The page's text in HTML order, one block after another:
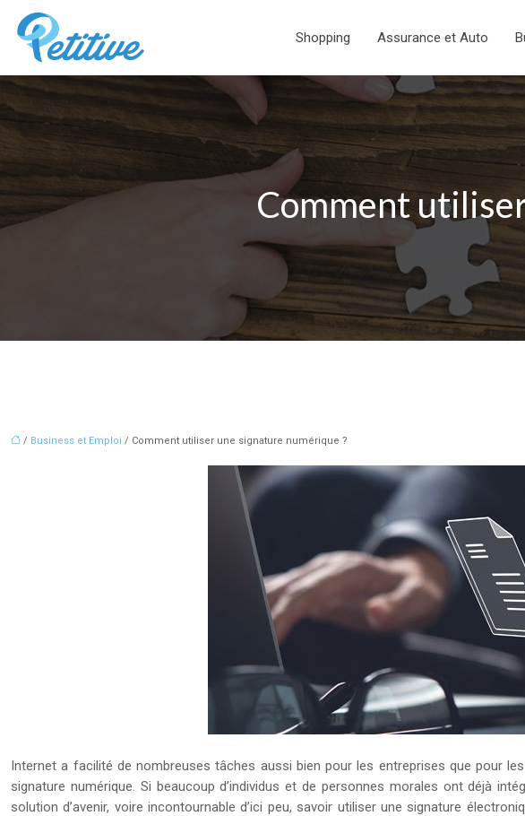
Shopping Assurance et Auto
Comment
/ Business et Emploi / Comment utiliser une signature numérique ?
Internet a facilité de nombreuses tâches aussi bien pour les entreprises que pour
signature numérique. Si beaucoup d’individus et de personnes morales ont déjà
solution d’avenir, voire incontournable d’ici peu, savoir utiliser une signature